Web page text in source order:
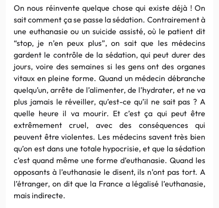
On nous réinvente quelque chose qui existe déjà ! On
sait comment ça se passe la sédation. Contrairement à
une euthanasie ou un suicide assisté, où le patient dit
“stop, je n’en peux plus”, on sait que les médecins
gardent le contrôle de la sédation, qui peut durer des
jours, voire des semaines si les gens ont des organes
vitaux en pleine forme. Quand un médecin débranche
quelqu’un, arrête de l’alimenter, de l’hydrater, et ne va
plus jamais le réveiller, qu’est-ce qu’il ne sait pas ? A
quelle heure il va mourir. Et c’est ça qui peut être
extrêmement cruel, avec des conséquences qui
peuvent être violentes. Les médecins savent très bien
qu’on est dans une totale hypocrisie, et que la sédation
c’est quand même une forme d’euthanasie. Quand les
opposants à l’euthanasie le disent, ils n’ont pas tort. A
l’étranger, on dit que la France a légalisé l’euthanasie,
mais indirecte.